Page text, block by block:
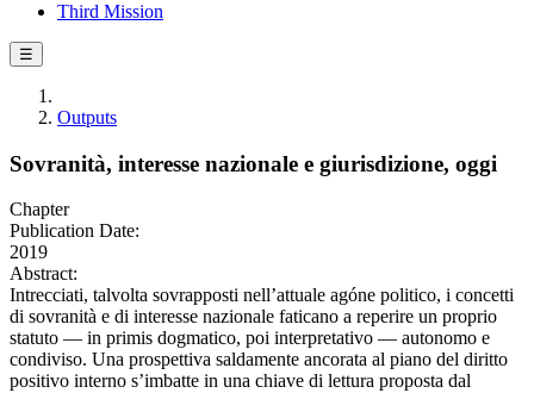
Third Mission
☰
Outputs
Sovranità, interesse nazionale e giurisdizione, oggi
Chapter
Publication Date:
2019
Abstract:
Intrecciati, talvolta sovrapposti nell’attuale agóne politico, i concetti
di sovranità e di interesse nazionale faticano a reperire un proprio
statuto — in primis dogmatico, poi interpretativo — autonomo e
condiviso. Una prospettiva saldamente ancorata al piano del diritto
positivo interno s’imbatte in una chiave di lettura proposta dal